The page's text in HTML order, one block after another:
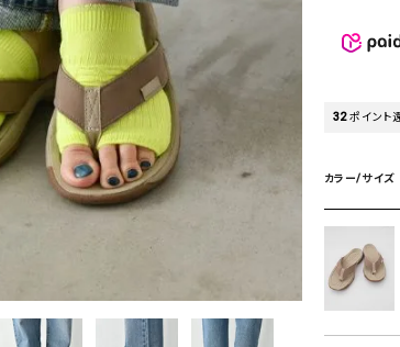
その他スカート
すべて見る
パンツ
ト
ウター
シューズ
アクセサリー
帽子
ワ
ジ
32 ポイント
カラー/サイズ